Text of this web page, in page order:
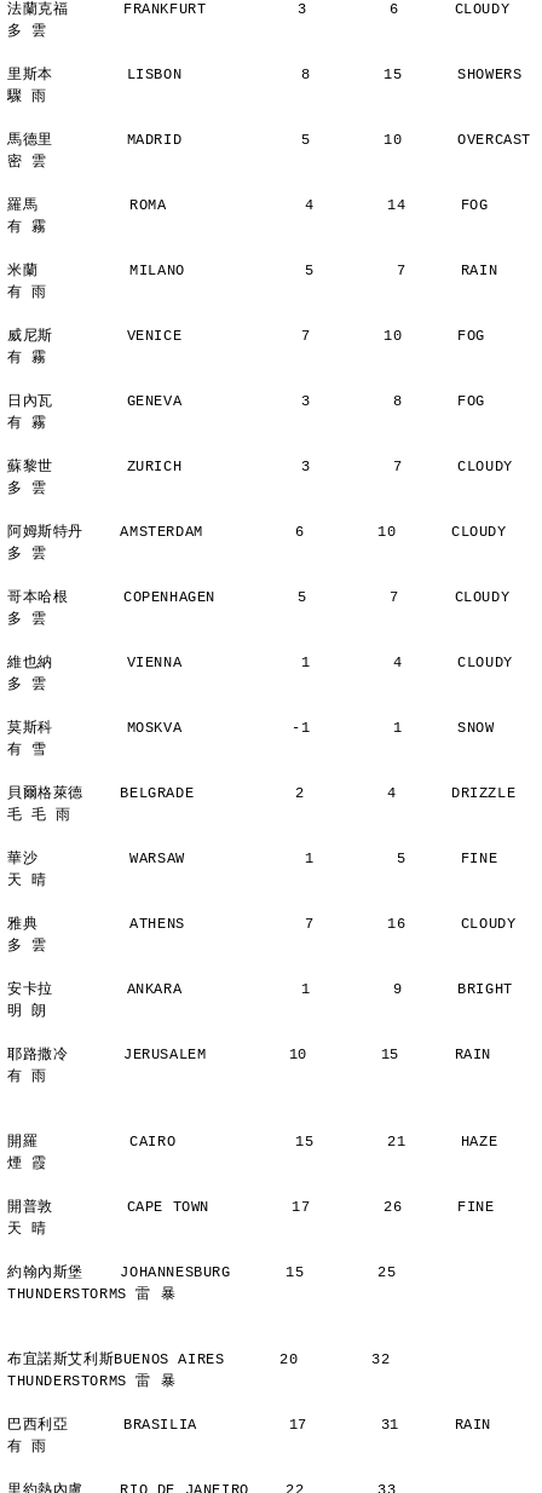
法蘭克福      FRANKFURT          3         6      CLOUDY
多 雲
里斯本        LISBON             8        15      SHOWERS
驟 雨
馬德里        MADRID             5        10      OVERCAST
密 雲
羅馬          ROMA               4        14      FOG
有 霧
米蘭          MILANO             5         7      RAIN
有 雨
威尼斯        VENICE             7        10      FOG
有 霧
日內瓦        GENEVA             3         8      FOG
有 霧
蘇黎世        ZURICH             3         7      CLOUDY
多 雲
阿姆斯特丹    AMSTERDAM          6        10      CLOUDY
多 雲
哥本哈根      COPENHAGEN         5         7      CLOUDY
多 雲
維也納        VIENNA             1         4      CLOUDY
多 雲
莫斯科        MOSKVA            -1         1      SNOW
有 雪
貝爾格萊德    BELGRADE           2         4      DRIZZLE
毛 毛 雨
華沙          WARSAW             1         5      FINE
天 晴
雅典          ATHENS             7        16      CLOUDY
多 雲
安卡拉        ANKARA             1         9      BRIGHT
明 朗
耶路撒冷      JERUSALEM         10        15      RAIN
有 雨
開羅          CAIRO             15        21      HAZE
煙 霞
開普敦        CAPE TOWN         17        26      FINE
天 晴
約翰內斯堡    JOHANNESBURG      15        25
THUNDERSTORMS 雷 暴
布宜諾斯艾利斯BUENOS AIRES      20        32
THUNDERSTORMS 雷 暴
巴西利亞      BRASILIA          17        31      RAIN
有 雨